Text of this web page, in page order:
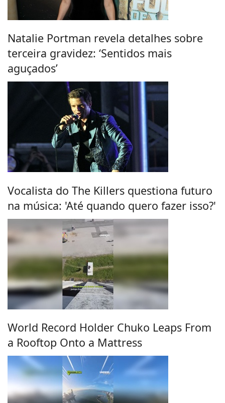
Natalie Portman revela detalhes sobre
terceira gravidez: ‘Sentidos mais
aguçados’
Vocalista do The Killers questiona futuro
na música: 'Até quando quero fazer isso?'
World Record Holder Chuko Leaps From
a Rooftop Onto a Mattress